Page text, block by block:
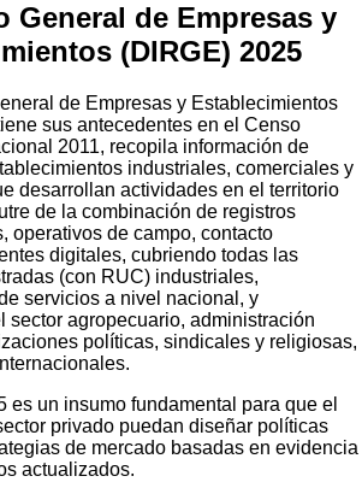
General de Empresas y
(DIRGE) 2025
de Empresas y Establecimientos
sus antecedentes en el Censo
2011, recopila información de
industriales, comerciales y
desarrollan actividades en el territorio
de la combinación de registros
operativos de campo, contacto
digitales, cubriendo todas las
(con RUC) industriales,
servicios a nivel nacional, y
sector agropecuario, administración
políticas, sindicales y religiosas,
es un insumo fundamental para que el
privado puedan diseñar políticas
de mercado basadas en evidencia
actualizados.